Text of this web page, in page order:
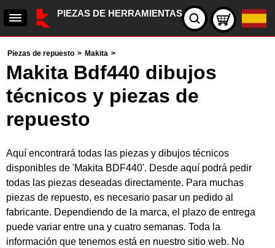
PIEZAS DE HERRAMIENTAS
Piezas de repuesto > Makita >
Makita Bdf440 dibujos
técnicos y piezas de
repuesto
Aquí encontrará todas las piezas y dibujos técnicos
disponibles de 'Makita BDF440'. Desde aquí podrá pedir
todas las piezas deseadas directamente. Para muchas
piezas de repuesto, es necesario pasar un pedido al
fabricante. Dependiendo de la marca, el plazo de entrega
puede variar entre una y cuatro semanas. Toda la
información que tenemos está en nuestro sitio web. No